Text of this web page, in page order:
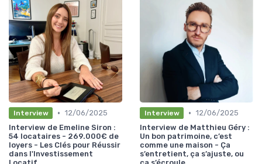
Interview • 12/06/2025
Interview de Emeline Siron :
54 locataires - 269.000€ de
loyers - Les Clés pour Réussir
dans l'Investissement
Interview • 12/06/2025
Interview de Matthieu Géry :
Un bon patrimoine, c’est
comme une maison - Ça
s’entretient, ça s’ajuste, ou